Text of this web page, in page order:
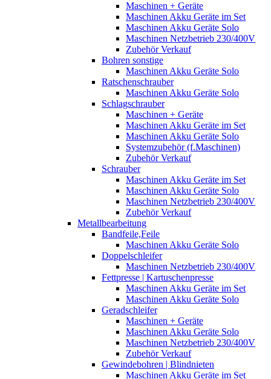
Maschinen + Geräte
Maschinen Akku Geräte im Set
Maschinen Akku Geräte Solo
Maschinen Netzbetrieb 230/400V
Zubehör Verkauf
Bohren sonstige
Maschinen Akku Geräte Solo
Ratschenschrauber
Maschinen Akku Geräte Solo
Schlagschrauber
Maschinen + Geräte
Maschinen Akku Geräte im Set
Maschinen Akku Geräte Solo
Systemzubehör (f.Maschinen)
Zubehör Verkauf
Schrauber
Maschinen Akku Geräte im Set
Maschinen Akku Geräte Solo
Maschinen Netzbetrieb 230/400V
Zubehör Verkauf
Metallbearbeitung
Bandfeile,Feile
Maschinen Akku Geräte Solo
Doppelschleifer
Maschinen Netzbetrieb 230/400V
Fettpresse | Kartuschenpresse
Maschinen Akku Geräte im Set
Maschinen Akku Geräte Solo
Geradschleifer
Maschinen + Geräte
Maschinen Akku Geräte Solo
Maschinen Netzbetrieb 230/400V
Zubehör Verkauf
Gewindebohren | Blindnieten
Maschinen Akku Geräte im Set